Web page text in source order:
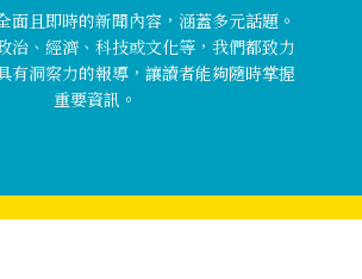
面且即時的新聞內容，涵蓋多元話題。
治、經濟、科技或文化等，我們都致力
有洞察力的報導，讓讀者能夠隨時掌握
重要資訊。